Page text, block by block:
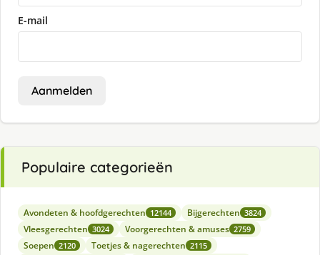
E-mail
Aanmelden
Populaire categorieën
Avondeten & hoofdgerechten 12144 Bijgerechten 3824
Vleesgerechten 3024 Voorgerechten & amuses 2759
Soepen 2120 Toetjes & nagerechten 2115